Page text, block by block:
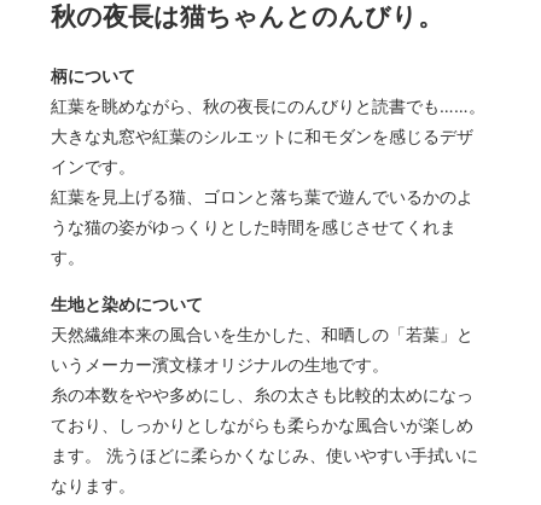
秋の夜長は猫ちゃんとのんびり。
柄について
紅葉を眺めながら、秋の夜長にのんびりと読書でも……。
大きな丸窓や紅葉のシルエットに和モダンを感じるデザ
インです。
紅葉を見上げる猫、ゴロンと落ち葉で遊んでいるかのよ
うな猫の姿がゆっくりとした時間を感じさせてくれま
す。
生地と染めについて
天然繊維本来の風合いを生かした、和晒しの「若葉」と
いうメーカー濱文様オリジナルの生地です。
糸の本数をやや多めにし、糸の太さも比較的太めになっ
ており、しっかりとしながらも柔らかな風合いが楽しめ
ます。 洗うほどに柔らかくなじみ、使いやすい手拭いに
なります。